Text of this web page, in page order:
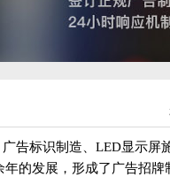
告标识制造、LED显示屏
的发展，形成了广告招牌